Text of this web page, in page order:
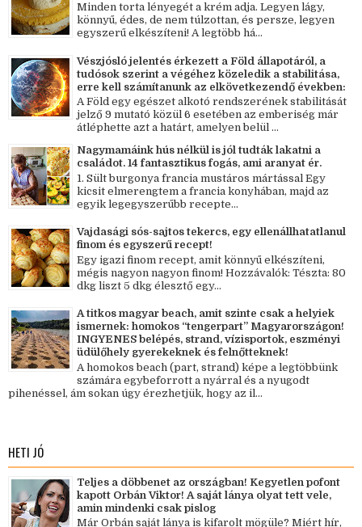
Minden torta lényegét a krém adja. Legyen lágy,
könnyű, édes, de nem túlzottan, és persze, legyen
egyszerű elkészíteni! A legtöbb há...
Vészjósló jelentés érkezett a Föld állapotáról, a
tudósok szerint a végéhez közeledik a stabilitása,
erre kell számítanunk az elkövetkezendő években:
A Föld egy egészet alkotó rendszerének stabilitását
jelző 9 mutató közül 6 esetében az emberiség már
átléphette azt a határt, amelyen belül ...
Nagymamáink hús nélkül is jól tudták lakatni a
családot. 14 fantasztikus fogás, ami aranyat ér.
1. Sült burgonya francia mustáros mártással Egy
kicsit elmerengtem a francia konyhában, majd az
egyik legegyszerűbb recepte...
Vajdasági sós-sajtos tekercs, egy ellenállhatatlanul
finom és egyszerű recept!
Egy igazi finom recept, amit könnyű elkészíteni,
mégis nagyon nagyon finom! Hozzávalók: Tészta: 80
dkg liszt 5 dkg élesztő egy...
A titkos magyar beach, amit szinte csak a helyiek
ismernek: homokos “tengerpart” Magyarországon!
INGYENES belépés, strand, vízisportok, eszményi
üdülőhely gyerekeknek és felnőtteknek!
A homokos beach (part, strand) képe a legtöbbünk
számára egybeforrott a nyárral és a nyugodt
pihenéssel, ám sokan úgy érezhetjük, hogy az il...
HETI JÓ
Teljes a döbbenet az országban! Kegyetlen pofont
kapott Orbán Viktor! A saját lánya olyat tett vele,
amin mindenki csak pislog
Már Orbán saját lánya is kifarolt mögüle? Miért hír,